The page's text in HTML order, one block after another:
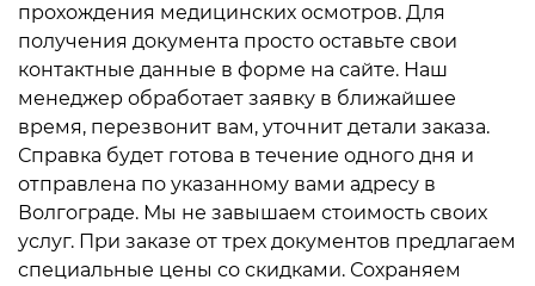
прохождения медицинских осмотров. Для
получения документа просто оставьте свои
контактные данные в форме на сайте. Наш
менеджер обработает заявку в ближайшее
время, перезвонит вам, уточнит детали заказа.
Справка будет готова в течение одного дня и
отправлена по указанному вами адресу в
Волгограде. Мы не завышаем стоимость своих
услуг. При заказе от трех документов предлагаем
специальные цены со скидками. Сохраняем